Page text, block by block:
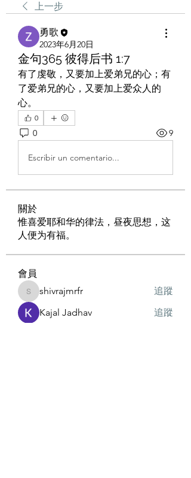
上一步
勇歌
2023年6月20日
金句365 彼得后书 1:7
有了虔敬，又要加上爱弟兄的心；有
了爱弟兄的心，又要加上爱众人的
心。
0
0 9
Escribir un comentario...
關於
惟喜爱耶和华的律法，昼夜思想，这
人便为有福。
會員
shivrajmrfr
shivrajmrfr
追蹤
Kajal Jadhav
追蹤